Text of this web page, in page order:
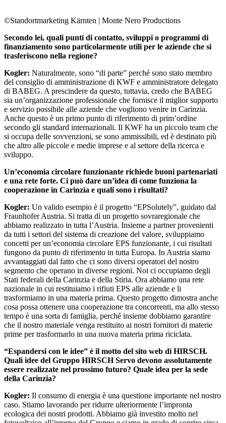
©Standortmarketing Kärnten | Monte Nero Productions
Secondo lei, quali punti di contatto, sviluppi o programmi di
finanziamento sono particolarmente utili per le aziende che si
trasferiscono nella regione?
Kogler: Naturalmente, sono “di parte” perché sono stato membro
del consiglio di amministrazione di KWF e amministratore delegato
di BABEG. A prescindere da questo, tuttavia, credo che BABEG
sia un’organizzazione professionale che fornisce il miglior supporto
e servizio possibile alle aziende che vogliono venire in Carinzia.
Anche questo è un primo punto di riferimento di prim’ordine
secondo gli standard internazionali. Il KWF ha un piccolo team che
si occupa delle sovvenzioni, se sono ammissibili, ed è destinato più
che altro alle piccole e medie imprese e al settore della ricerca e
sviluppo.
Un’economia circolare funzionante richiede buoni partenariati
e una rete forte. Ci può dare un’idea di come funziona la
cooperazione in Carinzia e quali sono i risultati?
Kogler: Un valido esempio è il progetto “EPSolutely”, guidato dal
Fraunhofer Austria. Si tratta di un progetto sovraregionale che
abbiamo realizzato in tutta l’Austria. Insieme a partner provenienti
da tutti i settori del sistema di creazione del valore, sviluppiamo
concetti per un’economia circolare EPS funzionante, i cui risultati
fungono da punto di riferimento in tutta Europa. In Austria siamo
avvantaggiati dal fatto che ci sono diversi operatori del nostro
segmento che operano in diverse regioni. Noi ci occupiamo degli
Stati federali della Carinzia e della Stiria. Ora abbiamo una rete
nazionale in cui restituiamo i rifiuti EPS alle aziende e li
trasformiamo in una materia prima. Questo progetto dimostra anche
cosa possa ottenere una cooperazione tra concorrenti, ma allo stesso
tempo è una sorta di famiglia, perché insieme dobbiamo garantire
che il nostro materiale venga restituito ai nostri fornitori di materie
prime per trasformarlo in una nuova materia prima riciclata.
“Espandersi con le idee” è il motto del sito web di HIRSCH.
Quali idee del Gruppo HIRSCH Servo devono assolutamente
essere realizzate nel prossimo futuro? Quale idea per la sede
della Carinzia?
Kogler: Il consumo di energia è una questione importante nel nostro
caso. Stiamo lavorando per ridurre ulteriormente l’impronta
ecologica dei nostri prodotti. Abbiamo già investito molto nel